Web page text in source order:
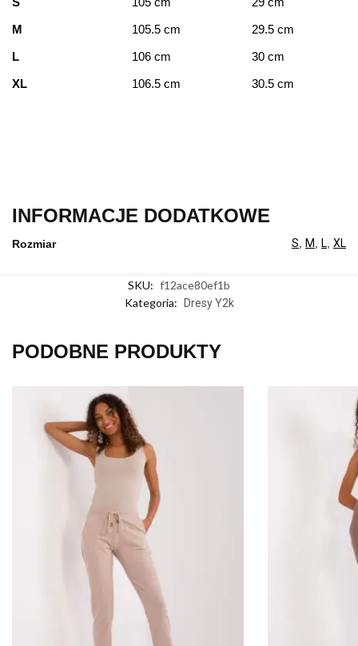
M
105.5 cm
29.5 cm
L
106 cm
30 cm
XL
106.5 cm 30.5 cm
INFORMACJE DODATKOWE
Rozmiar S M L XL
SKU: f12ace80ef1b
Kategoria:
Dresy Y2k
PODOBNE PRODUKTY